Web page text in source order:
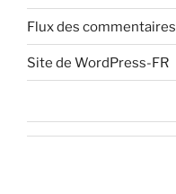
Flux des commentaires
Site de WordPress-FR